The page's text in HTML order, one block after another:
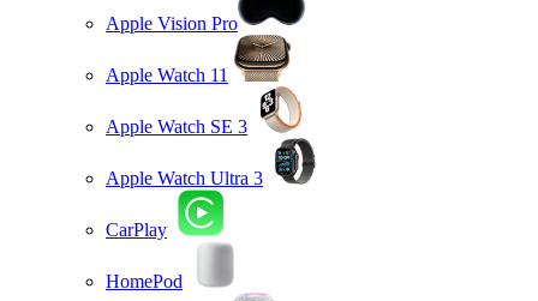
Apple Vision Pro
Apple Watch 11
Apple Watch SE 3
Apple Watch Ultra 3
CarPlay
HomePod